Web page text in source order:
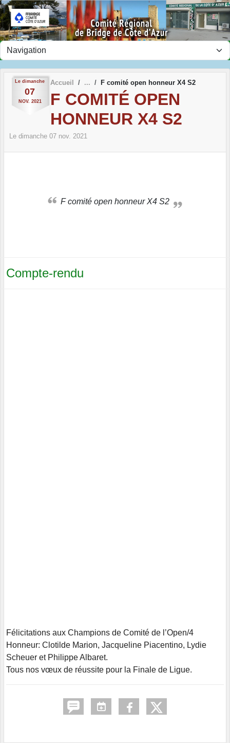
Le dimanche
07
NOV. 2021
Accueil F comité open honneur X4 S2
F COMITÉ OPEN
HONNEUR X4 S2
Le dimanche 07 nov. 2021
F comité open honneur X4 S2
Compte-rendu
Félicitations aux Champions de Comité de l’Open/4
Honneur: Clotilde Marion, Jacqueline Piacentino, Lydie
Scheuer et Philippe Albaret.
Tous nos vœux de réussite pour la Finale de Ligue.
Panneau de gestion des cookies